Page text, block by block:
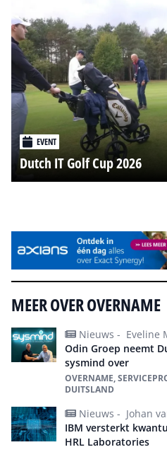
EVENT
Dutch IT Golf Cup 2026
MEER OVER OVERNAME
Nieuws - Eveline
Odin Groep neemt
sysmind over
OVERNAME,
DUITSLAND
Nieuws - Johan
IBM versterkt
HRL Laboratories